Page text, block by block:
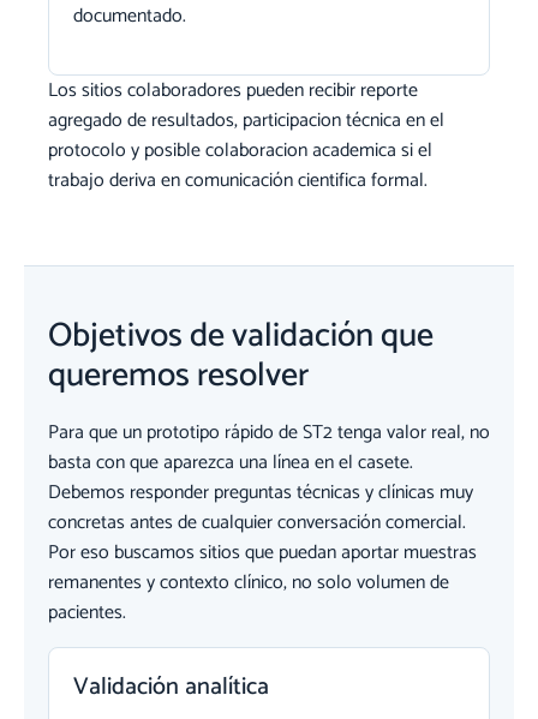
documentado.
Los sitios colaboradores pueden recibir reporte
agregado de resultados, participacion técnica en el
protocolo y posible colaboracion academica si el
trabajo deriva en comunicación cientifica formal.
Objetivos de validación que
queremos resolver
Para que un prototipo rápido de ST2 tenga valor real, no
basta con que aparezca una línea en el casete.
Debemos responder preguntas técnicas y clínicas muy
concretas antes de cualquier conversación comercial.
Por eso buscamos sitios que puedan aportar muestras
remanentes y contexto clínico, no solo volumen de
pacientes.
Validación analítica